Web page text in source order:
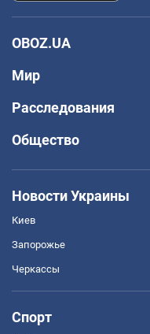
OBOZ.UA
Мир
Расследования
Общество
Новости Украины
Киев
Запорожье
Черкассы
Спорт